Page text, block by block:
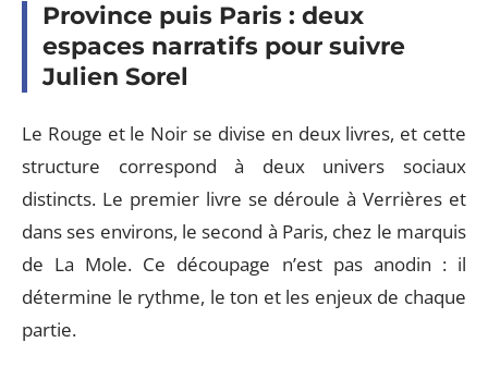
Province puis Paris : deux
espaces narratifs pour suivre
Julien Sorel
Le Rouge et le Noir se divise en deux livres, et cette
structure correspond à deux univers sociaux
distincts. Le premier livre se déroule à Verrières et
dans ses environs, le second à Paris, chez le marquis
de La Mole. Ce découpage n’est pas anodin : il
détermine le rythme, le ton et les enjeux de chaque
partie.